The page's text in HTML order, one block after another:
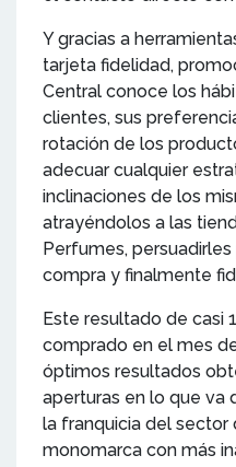
Y gracias a
tarjeta fidelidad,
Central conoce los
clientes, sus
rotación de los
adecuar cualquier
inclinaciones de los
atrayéndolos a las
Perfumes,
compra y finalmente
Este resultado de casi
comprado en el mes
óptimos resultados
aperturas en lo que va
la franquicia del sector
monomarca con más